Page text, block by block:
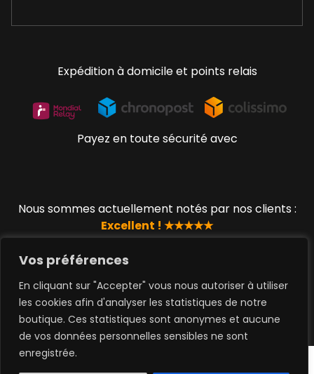
Vos préférences
En cliquant sur "Accepter" vous nous autoriser à utiliser
les cookies afin d'analyser les statistiques de notre
boutique. Ces statistiques sont anonymes et aucune
de vos données personnelles sensibles ne sont
enregistrée.
Expédition à domicile et points relais
Payez en toute sécurité avec
Nous sommes actuellement notés par nos clients :
Excellent ! ★★★★★
© 2019 - 2023 www.lucky-geek.com par QUEEN TOYS
SAS
0